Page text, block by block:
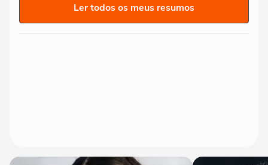
Ler todos os meus resumos